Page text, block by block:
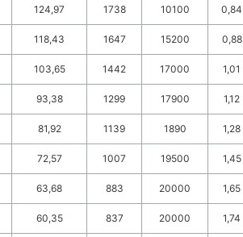
124,97 1738 10100 0,84
118,43 1647 15200 0,88
103,65 1442 17000 1,01
93,38 1299 17900 1,12
81,92 1139 1890 1,28
72,57 1007 19500 1,45
63,68 883 20000 1,65
60,35 837 20000 1,74